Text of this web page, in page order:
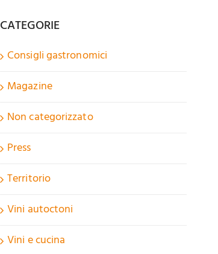
CATEGORIE
Consigli gastronomici
Magazine
Non categorizzato
Press
Territorio
Vini autoctoni
Vini e cucina